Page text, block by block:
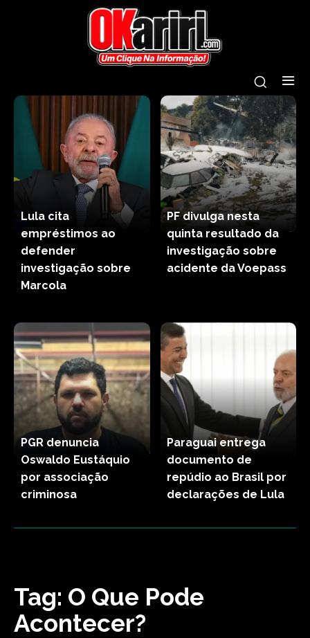
Lula cita
empréstimos ao
defender
investigação sobre
Marcola
PF divulga nesta
quinta resultado da
investigação sobre
acidente da Voepass
PGR denuncia
Oswaldo Eustáquio
por associação
criminosa
Paraguai entrega
documento de
repúdio ao Brasil por
declarações de Lula
Tag: O Que Pode
Acontecer?